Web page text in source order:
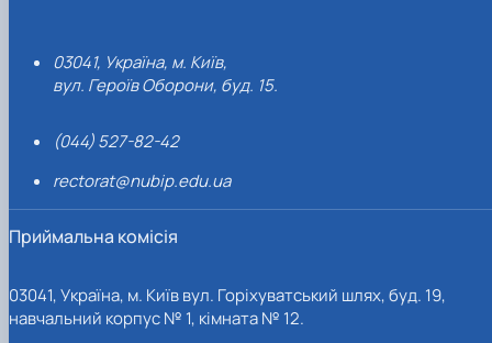
03041, Україна, м. Київ,
вул. Героїв Оборони, буд. 15.
(044) 527-82-42
rectorat@nubip.edu.ua
Приймальна комісія
03041, Україна, м. Київ вул. Горіхуватський шлях, буд. 19,
навчальний корпус № 1, кімната № 12.